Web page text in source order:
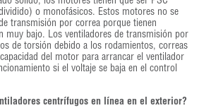
o monofásicos. Estos motores no se
transmisión por correa porque tienen
muy bajo. Los ventiladores de transmisión por
de torsión debido a los rodamientos, correas
del motor para arrancar el ventilador
si el voltaje se baja en el control
centrífugos en línea en el exterior?